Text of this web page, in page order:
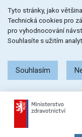
na
menu
na
obsah
na
patičku
stránky
Tyto stránky, jako
Technická cookies pro
pro vyhodnocování
Souhlasíte s užitím
Souhlasím